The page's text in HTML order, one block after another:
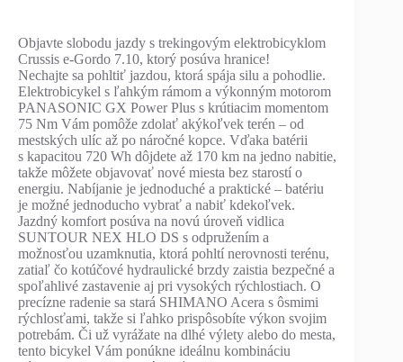
Objavte slobodu jazdy s trekingovým elektrobicyklom
Crussis e-Gordo 7.10, ktorý posúva hranice!
Nechajte sa pohltiť jazdou, ktorá spája silu a pohodlie.
Elektrobicykel s ľahkým rámom a výkonným motorom
PANASONIC GX Power Plus s krútiacim momentom
75 Nm Vám pomôže zdolať akýkoľvek terén – od
mestských ulíc až po náročné kopce. Vďaka batérii
s kapacitou 720 Wh dôjdete až 170 km na jedno nabitie,
takže môžete objavovať nové miesta bez starostí o
energiu. Nabíjanie je jednoduché a praktické – batériu
je možné jednoducho vybrať a nabiť kdekoľvek.
Jazdný komfort posúva na novú úroveň vidlica
SUNTOUR NEX HLO DS s odpružením a
možnosťou uzamknutia, ktorá pohltí nerovnosti terénu,
zatiaľ čo kotúčové hydraulické brzdy zaistia bezpečné a
spoľahlivé zastavenie aj pri vysokých rýchlostiach. O
precízne radenie sa stará SHIMANO Acera s ôsmimi
rýchlosťami, takže si ľahko prispôsobíte výkon svojim
potrebám. Či už vyrážate na dlhé výlety alebo do mesta,
tento bicykel Vám ponúkne ideálnu kombináciu